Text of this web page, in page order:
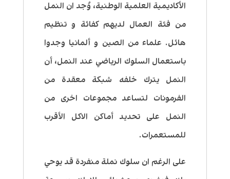
الأكاديمية العلمية الوطنية، وُجد ان النمل
من فئة العمال لديهم كفائة و تنظيم
هائل. علماء من الصين و ألمانيا وجدوا
باستعمال السلوك الرياضي عند النمل، أن
النمل يترك خلفه شبكة معقدة من
الفرمونات لتساعد مجموعات اخرى من
النمل على تحديد أماكن الاكل الأقرب
للمستعمرات.
على الرغم ان سلوك نملة منفردة قد يوحي